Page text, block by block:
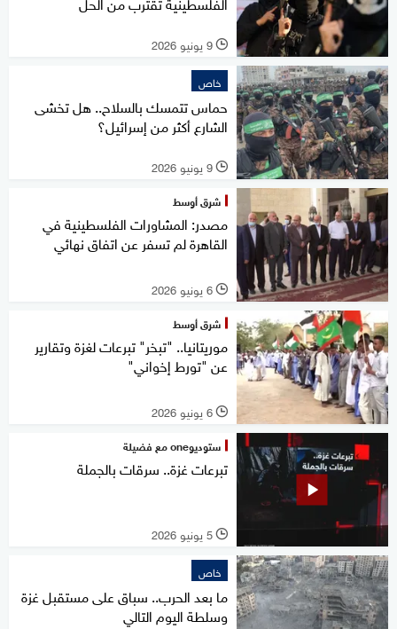
l 9 يونيو 2026
خاص
حماس تتمسك بالسلاح.. هل تخشى
الشارع أكثر من إسرائيل؟
l 9 يونيو 2026
شرق أوسط
مصدر: المشاورات الفلسطينية في
القاهرة لم تسفر عن اتفاق نهائي
l 6 يونيو 2026
شرق أوسط
موريتانيا.. "تبخر" تبرعات لغزة وتقارير
عن "تورط إخواني"
l 6 يونيو 2026
ستوديوone مع فضيلة
تبرعات غزة.. سرقات بالجملة
l 5 يونيو 2026
خاص
ما بعد الحرب.. سباق على مستقبل غزة
وسلطة اليوم التالي